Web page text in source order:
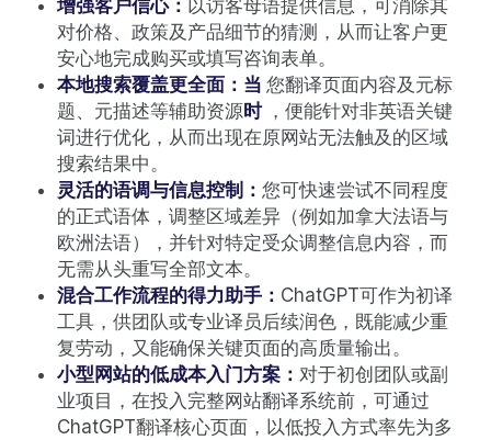
增强客户信心： 以访客母语提供信息，可消除其
对价格、政策及产品细节的猜测，从而让客户更
安心地完成购买或填写咨询表单。
本地搜索覆盖更全面：当 您翻译页面内容及元标
题、元描述等辅助资源时 ，便能针对非英语关键
词进行优化，从而出现在原网站无法触及的区域
搜索结果中。
灵活的语调与信息控制： 您可快速尝试不同程度
的正式语体，调整区域差异（例如加拿大法语与
欧洲法语），并针对特定受众调整信息内容，而
无需从头重写全部文本。
混合工作流程的得力助手： ChatGPT可作为初译
工具，供团队或专业译员后续润色，既能减少重
复劳动，又能确保关键页面的高质量输出。
小型网站的低成本入门方案： 对于初创团队或副
业项目，在投入完整网站翻译系统前，可通过
ChatGPT翻译核心页面，以低投入方式率先为多